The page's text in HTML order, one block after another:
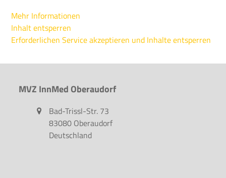
Mehr Informationen
Inhalt entsperren
Erforderlichen Service akzeptieren und Inhalte entsperren
MVZ InnMed Oberaudorf
Bad-Trissl-Str. 73
83080 Oberaudorf
Deutschland